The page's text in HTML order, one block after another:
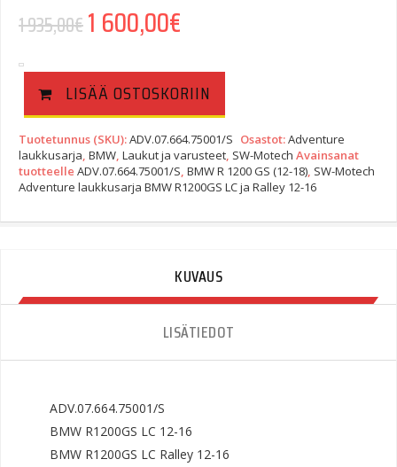
1 935,00€1 600,00€
LISÄÄ OSTOSKORIIN
Tuotetunnus (SKU):ADV.07.664.75001/S Osastot:Adventure
laukkusarja BMW Laukut ja varusteet SW-Motech Avainsanat
tuotteelle ADV.07.664.75001/S BMW R 1200 GS (12-18) SW-Motech
Adventure laukkusarja BMW R1200GS LC ja Ralley 12-16
KUVAUS
LISÄTIEDOT
ADV.07.664.75001/S
BMW R1200GS LC 12-16
BMW R1200GS LC Ralley 12-16